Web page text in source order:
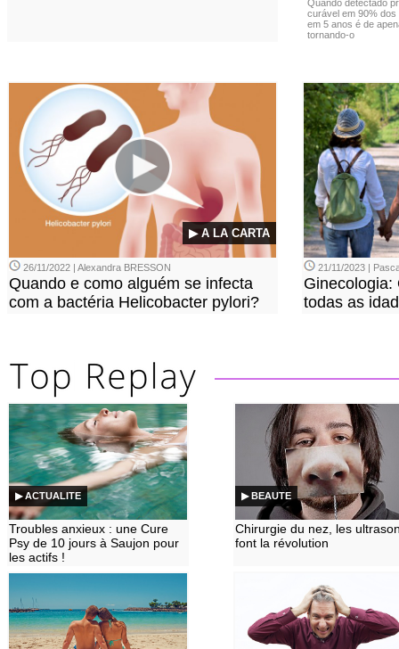
Quando detectado
curável em 90%
em 5 anos é de
tornando-o
▶ A LA CARTA
26/11/2022 | Alexandra BRESSON
Quando e como alguém se infecta
com a bactéria Helicobacter pylori?
21/11/2023 |
Ginecologia:
todas as
▶ ACTUALITE
Troubles anxieux : une Cure
Psy de 10 jours à Saujon pour
les actifs !
▶ BEAUTE
Chirurgie du nez, les
font la révolution